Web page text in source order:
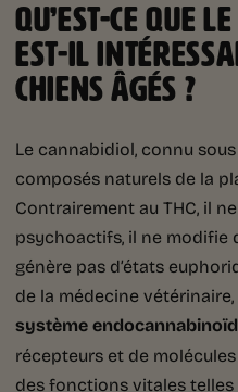
QU’EST-CE QUE
EST-IL
CHIENS ÂGÉS ?
Le cannabidiol, connu
composés naturels de la
Contrairement au THC, il
psychoactifs, il ne modifie
génère pas d’états
de la médecine
système
récepteurs et de
des fonctions vitales telles